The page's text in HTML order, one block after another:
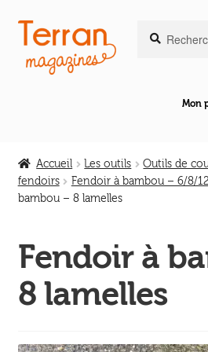
Aller
la
Aller
au
contenu
pour :
Mon
Abeilles en liberté
Les ouvrages
Accueil Les outils Outils de
fendoirs
Fendoir à bambou – 6/8/
bambou – 8 lamelles
Fendoir à
8 lamelles